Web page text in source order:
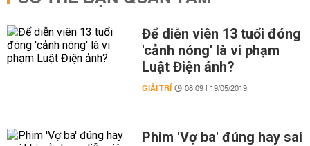
Để diễn viên 13 tuổi đóng
'cảnh nóng' là vi phạm
Luật Điện ảnh?
GIẢI TRÍ 08:09 | 19/05/2019
Phim 'Vợ ba' đúng hay sai